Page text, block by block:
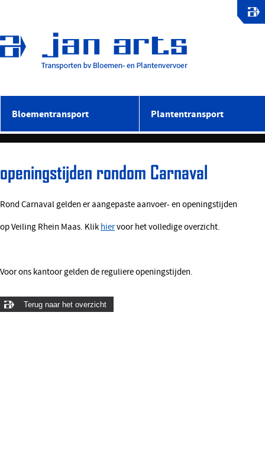
Bloementransport Plantentransport
openingstijden rondom Carnaval
Rond Carnaval gelden er aangepaste aanvoer- en openingstijden
op Veiling Rhein Maas. Klik hiervoor het volledige overzicht.
Voor ons kantoor gelden de reguliere openingstijden.
Terug naar het overzicht